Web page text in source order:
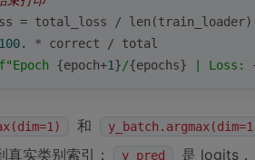
= total_loss /
len (train_loader)
100.
* correct / total
f"Epoch {epoch+1}/{epochs} | Loss:
和
真实类别索引； y_pred
是 logits，